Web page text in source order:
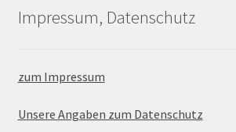
Impressum, Datenschutz
zum Impressum
Unsere Angaben zum Datenschutz